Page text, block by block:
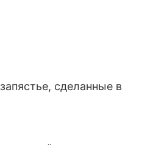
сделанные в